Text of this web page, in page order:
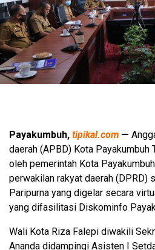
Payakumbuh, tipikal.com —
daerah (APBD) Kota Payakumbuh
oleh pemerintah Kota
perwakilan rakyat daerah (DPRD)
Paripurna yang digelar secara
yang difasilitasi Diskominfo
Wali Kota Riza Falepi diwakili
Ananda didampingi Asisten I